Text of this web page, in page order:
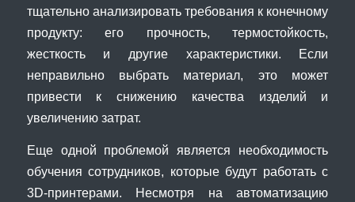
тщательно анализировать требования к конечному
продукту: его прочность, термостойкость,
жесткость и другие характеристики. Если
неправильно выбрать материал, это может
привести к снижению качества изделий и
увеличению затрат.
Еще одной проблемой является необходимость
обучения сотрудников, которые будут работать с
3D-принтерами. Несмотря на автоматизацию